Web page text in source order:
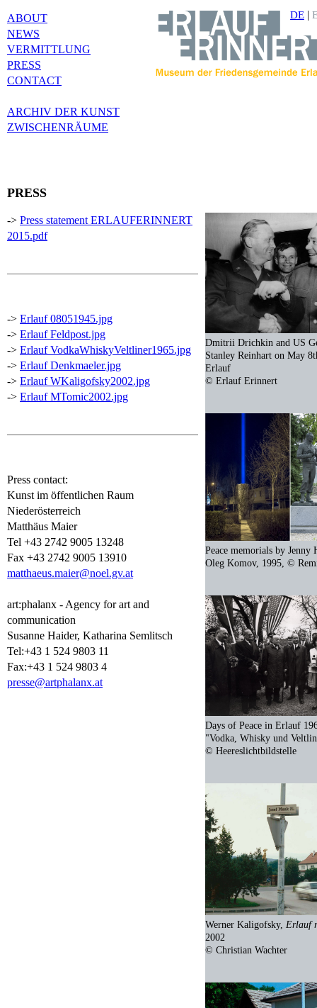
DE |
ABOUT
NEWS
VERMITTLUNG
PRESS
CONTACT
ARCHIV DER KUNST
ZWISCHENRÄUME
PRESS
Dmitrii Drichkin and US
Stanley Reinhart on May
Erlauf
© Erlauf Erinnert
Peace memorials by Jenny
Oleg Komov, 1995, ©
Days of Peace in Erlauf
"Vodka, Whisky und
© Heereslichtbildstelle
Werner Kaligofsky, Erlauf
2002
© Christian Wachter
-> Press statement ERLAUFERINNERT
2015.pdf
-> Erlauf 08051945.jpg
-> Erlauf Feldpost.jpg
-> Erlauf VodkaWhiskyVeltliner1965.jpg
-> Erlauf Denkmaeler.jpg
-> Erlauf WKaligofsky2002.jpg
-> Erlauf MTomic2002.jpg
Press contact:
Kunst im öffentlichen Raum
Niederösterreich
Matthäus Maier
Tel +43 2742 9005 13248
Fax +43 2742 9005 13910
matthaeus.maier@noel.gv.at
art:phalanx - Agency for art and
communication
Susanne Haider, Katharina Semlitsch
Tel:+43 1 524 9803 11
Fax:+43 1 524 9803 4
presse@artphalanx.at